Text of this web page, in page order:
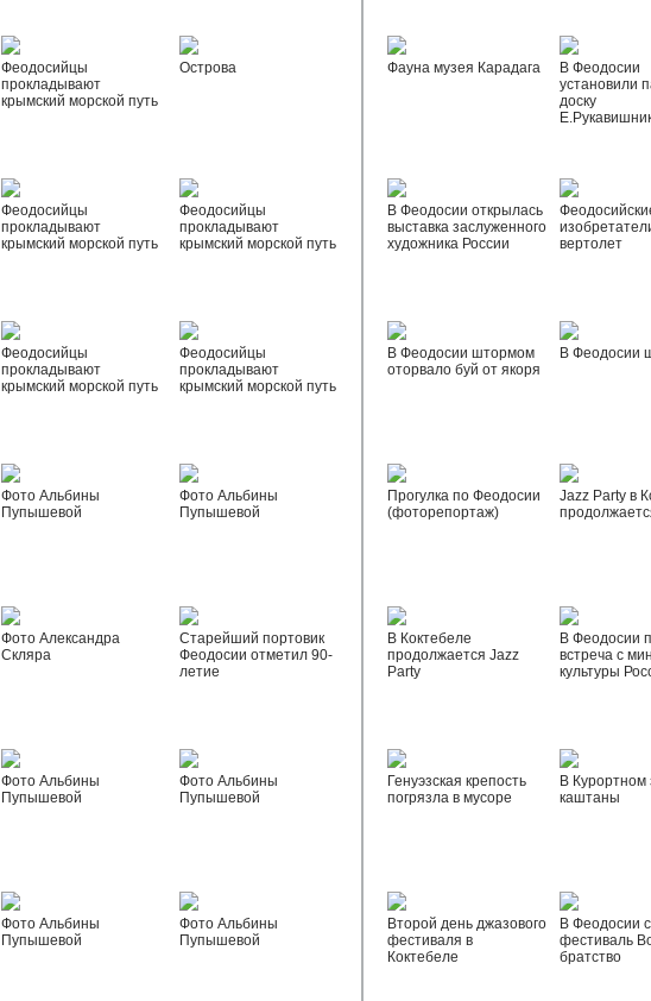
Феодосийцы
прокладывают
крымский морской путь
Острова
Феодосийцы
прокладывают
крымский морской путь
Феодосийцы
прокладывают
крымский морской путь
Феодосийцы
прокладывают
крымский морской путь
Феодосийцы
прокладывают
крымский морской путь
Фото Альбины
Пупышевой
Фото Альбины
Пупышевой
Фото Александра
Скляра
Старейший портовик
Феодосии отметил 90-
летие
Фото Альбины
Пупышевой
Фото Альбины
Пупышевой
Фото Альбины
Пупышевой
Фото Альбины
Пупышевой
Фауна музея Карадага
В Феодосии
установили
доску
В Феодосии открылась
выставка заслуженного
художника России
вертолет
В Феодосии штормом
оторвало буй от якоря
В Феодосии
Прогулка по Феодосии
(фоторепортаж)
Jazz Party в
В Коктебеле
продолжается Jazz
Party
В Феодосии
встреча с
культуры
Генуэзская крепость
погрязла в мусоре
В Курортном
каштаны
Второй день джазового
фестиваля в
Коктебеле
В Феодосии
фестиваль
братство